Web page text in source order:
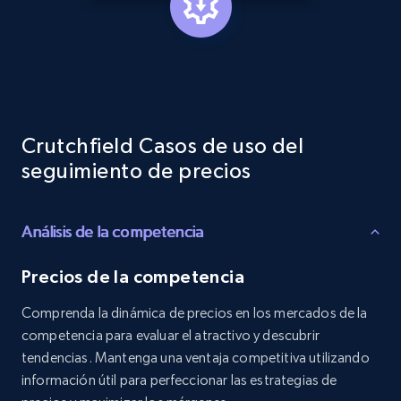
URL, Product id, Listing inventory id, Title, Rating,
URL, Product id, Listing inventory id, Title, Rating,
price, and more.
1.9K+ 323+ Comenzar ahora
Crutchfield Casos de uso del
seguimiento de precios
Análisis de la competencia
Precios de la competencia
Comprenda la dinámica de precios en los mercados de la
competencia para evaluar el atractivo y descubrir
tendencias. Mantenga una ventaja competitiva utilizando
información útil para perfeccionar las estrategias de